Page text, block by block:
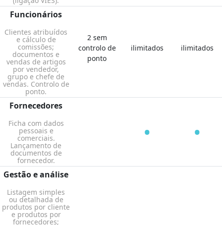
Funcionários
Clientes atribuídos
e cálculo de
comissões;
documentos e
vendas de artigos
por vendedor,
grupo e chefe de
vendas. Controlo de
ponto.
2 sem
controlo de
ponto
ilimitados ilimitados
Fornecedores
Ficha com dados
pessoais e
comerciais.
Lançamento de
documentos de
fornecedor.
• •
Gestão e análise
Listagem simples
ou detalhada de
produtos por cliente
e produtos por
fornecedores;